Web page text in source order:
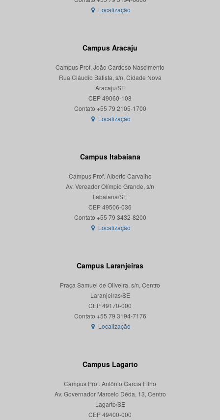
Localização
Campus Aracaju
Campus Prof. João Cardoso Nascimento
Rua Cláudio Batista, s/n, Cidade Nova
Aracaju/SE
CEP 49060-108
Localização
Campus Itabaiana
Campus Prof. Alberto Carvalho
Av. Vereador Olímpio Grande, s/n
Itabaiana/SE
CEP 49506-036
Localização
Campus Laranjeiras
Praça Samuel de Oliveira, s/n, Centro
Laranjeiras/SE
CEP 49170-000
Localização
Campus Lagarto
Campus Prof. Antônio Garcia Filho
Av. Governador Marcelo Déda, 13, Centro
Lagarto/SE
CEP 49400-000